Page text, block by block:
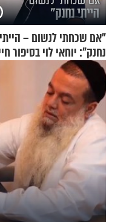
"אם שכחתי לנשום – הייתי
נחנק": יוחאי לוי בסיפור
מעורר השראה